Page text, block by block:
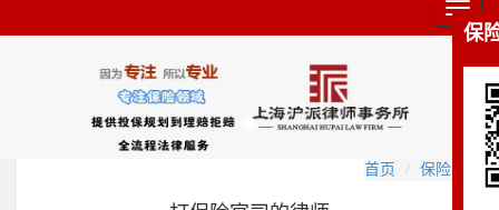
菜
单
首页 保险官司
保